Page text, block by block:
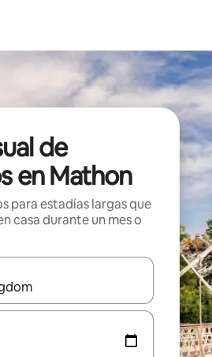
de
en Mathon
para estadías largas que
casa durante un mes o
disponibles, navega con las